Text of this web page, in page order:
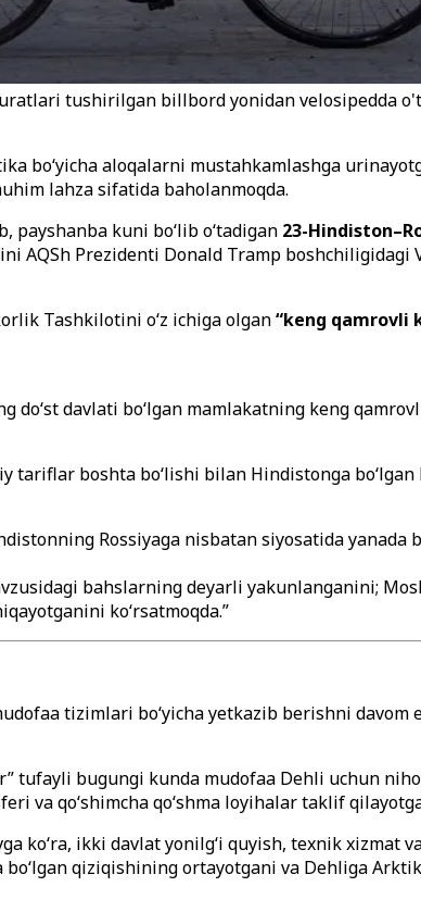
tushirilgan billbord yonidan velosipedda
bo‘yicha aloqalarni mustahkamlashga
lahza sifatida baholanmoqda.
kuni bo‘lib o‘tadigan 23-
Prezidenti Donald Tramp boshchiligidagi
Tashkilotini o‘z ichiga olgan“keng qamrovli
davlati bo‘lgan mamlakatning keng
boshta bo‘lishi bilan Hindistonga
Rossiyaga nisbatan siyosatida yanada
bahslarning deyarli yakunlanganini;
ko‘rsatmoqda.”
tizimlari bo‘yicha yetkazib berishni
tufayli bugungi kunda mudofaa Dehli uchun
va qo‘shimcha qo‘shma loyihalar taklif
ko‘ra, ikki davlat yonilg‘i quyish, texnik xizmat
qiziqishining ortayotgani va Dehliga